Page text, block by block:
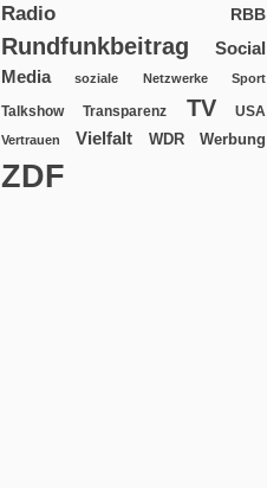
Radio RBB
Rundfunkbeitrag
Social
Media
soziale Netzwerke Sport
Talkshow Transparenz TV USA
Vertrauen Vielfalt WDR Werbung
ZDF